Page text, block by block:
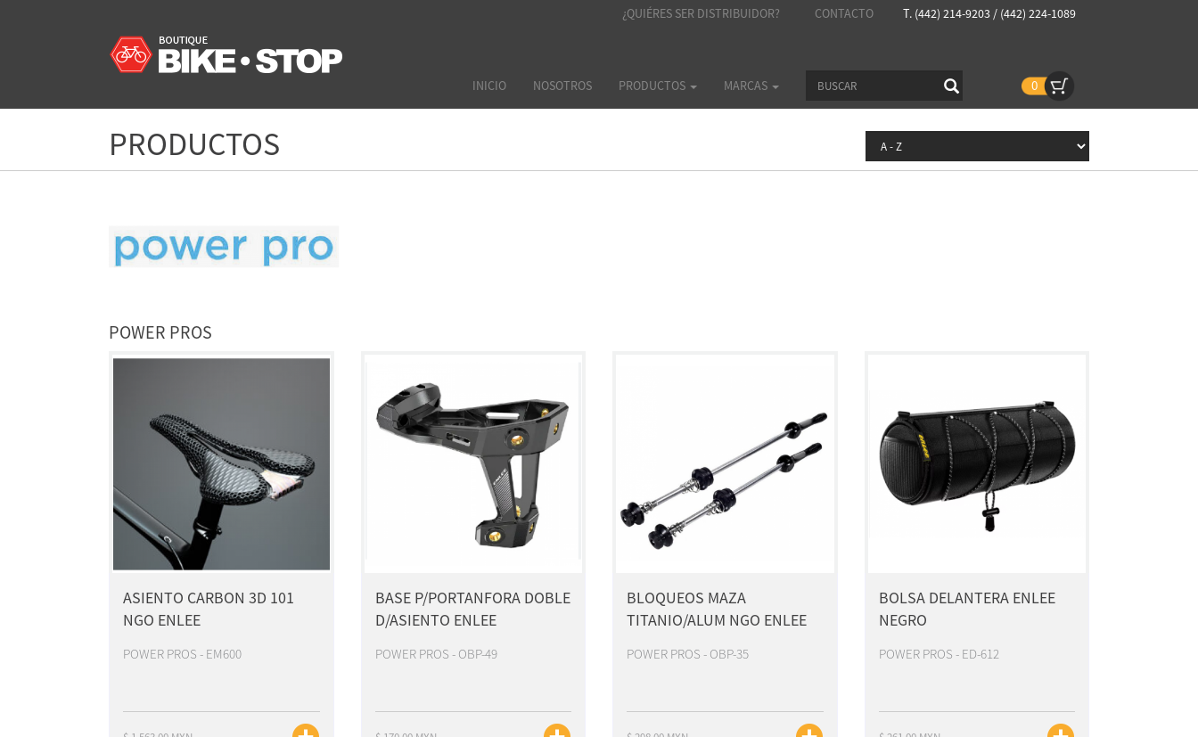
¿QUIÉRES SER DISTRIBUIDOR? CONTACTO T. (442) 214-9203 / (442) 224-1089
INICIO NOSOTROS PRODUCTOS MARCAS 0
PRODUCTOS
POWER PROS
ASIENTO CARBON 3D 101
NGO ENLEE
POWER PROS - EM600
BASE P/PORTANFORA DOBLE
D/ASIENTO ENLEE
POWER PROS - OBP-49
BLOQUEOS MAZA
TITANIO/ALUM NGO ENLEE
POWER PROS - OBP-35
BOLSA DELANTERA ENLEE
NEGRO
POWER PROS - ED-612